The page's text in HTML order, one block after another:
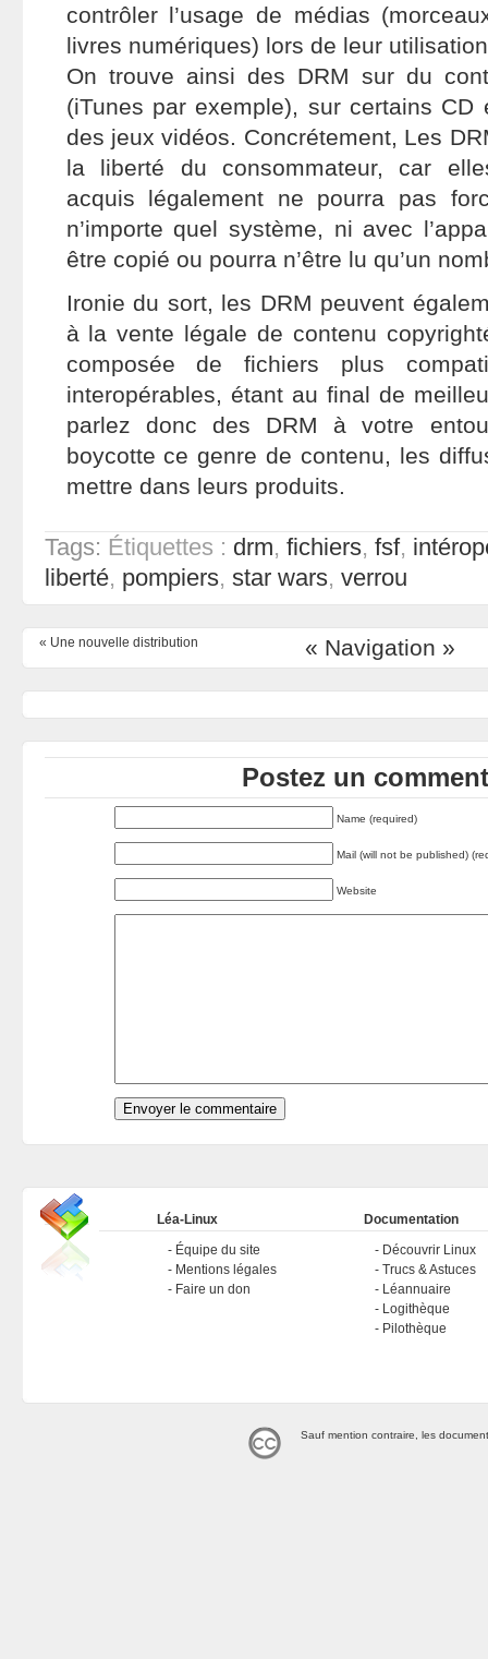
contrôler l’usage de médias
livres numériques) lors de leur
On trouve ainsi des DRM sur du
(iTunes par exemple), sur certains CD
des jeux vidéos. Concrétement, Les
la liberté du consommateur, car
acquis légalement ne pourra pas
n’importe quel système, ni avec
être copié ou pourra n’être lu qu’un
Ironie du sort, les DRM peuvent
à la vente légale de contenu
composée de fichiers plus
interopérables, étant au final de
parlez donc des DRM à votre
boycotte ce genre de contenu, les
mettre dans leurs produits.
Tags: Étiquettes : drm, fichiers, fsf,
liberté, pompiers, star wars, verrou
« Une nouvelle distribution « Navigation »
Postez un
Name (required)
Mail (will not be published)
Website
Léa-Linux
Équipe du site
Mentions légales
Faire un don
Documentation
Découvrir Linux
Trucs & Astuces
Léannuaire
Logithèque
Pilothèque
Sauf mention contraire, les